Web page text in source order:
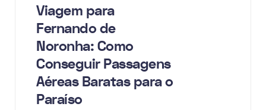
Viagem para
Fernando de
Noronha: Como
Conseguir Passagens
Aéreas Baratas para o
Paraíso